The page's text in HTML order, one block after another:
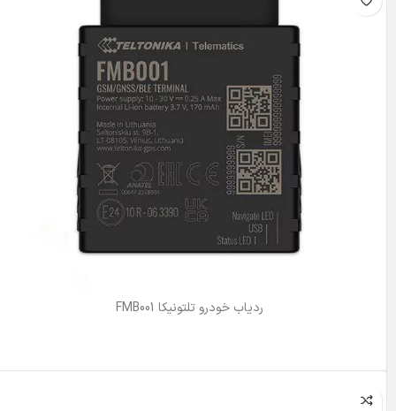
ردیاب خودرو تلتونیکا FMB001